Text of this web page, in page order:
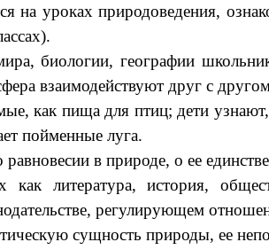
на уроках природоведения,
географии школьники
взаимодействуют друг с
как пища для птиц; дети
пойменные луга.
в природе, о ее
история,
регулирующем
сущность природы, ее